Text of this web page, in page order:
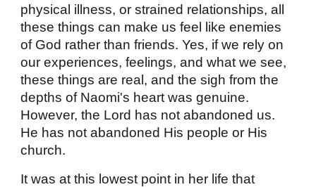
physical illness, or strained relationships, all
these things can make us feel like enemies
of God rather than friends. Yes, if we rely on
our experiences, feelings, and what we see,
these things are real, and the sigh from the
depths of Naomi's heart was genuine.
However, the Lord has not abandoned us.
He has not abandoned His people or His
church.
It was at this lowest point in her life that